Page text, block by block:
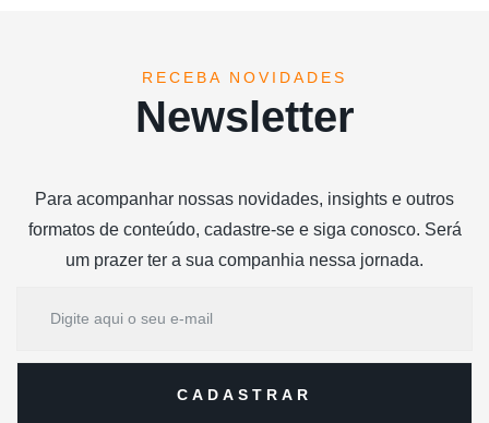
RECEBA NOVIDADES
Newsletter
Para acompanhar nossas novidades, insights e outros
formatos de conteúdo, cadastre-se e siga conosco. Será
um prazer ter a sua companhia nessa jornada.